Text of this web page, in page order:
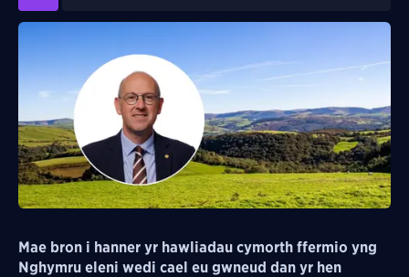
Mae bron i hanner yr hawliadau cymorth ffermio yng
Nghymru eleni wedi cael eu gwneud dan yr hen